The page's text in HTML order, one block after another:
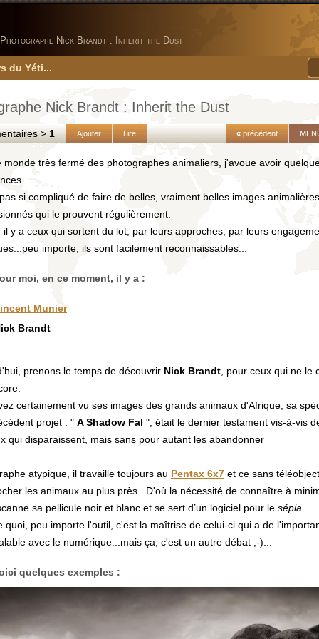
Photographe Nick Brandt : Inherit the Dust
du Yéti...
Nick Brandt : Inherit the Dust
>1 Ajouter Lire « précédent
monde très fermé des photographes animaliers, j'avoue avoir
si compliqué de faire de belles, vraiment belles images
qui le prouvent régulièrement.
il y a ceux qui sortent du lot, par leurs approches, par leurs
importe, ils sont facilement reconnaissables...
moi, en ce moment, il y a :
Munier
Brandt
prenons le temps de découvrir Nick Brandt , pour ceux qui ne le
certainement vu ses images des grands animaux d'Afrique, sa
projet : " A Shadow Fal ", était le dernier testament vis-à-vis
qui disparaissent, mais sans pour autant les abandonner
atypique, il travaille toujours au Pentax 6x7 et ce sans
les animaux au plus près...D'où la nécessité de connaître à
sa pellicule noir et blanc et se sert d’un logiciel pour le sépia
quoi, peu importe l'outil, c'est la maîtrise de celui-ci qui a de
avec le numérique...mais ça, c'est un autre débat ;-)...
quelques exemples :